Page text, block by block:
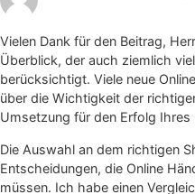
Vielen Dank für den Beitrag,
Überblick, der auch ziemlich
berücksichtigt. Viele neue
über die Wichtigkeit der
Umsetzung für den Erfolg Ihres
Die Auswahl an dem richtigen
Entscheidungen, die Online
müssen. Ich habe einen